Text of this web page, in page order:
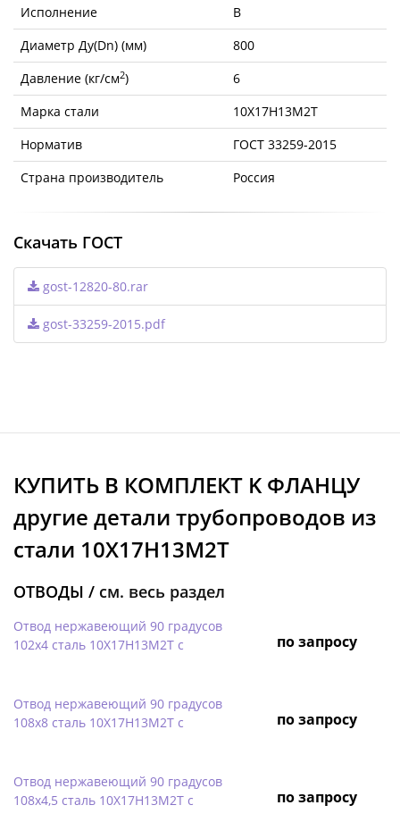
Исполнение
B
Диаметр Ду(Dn) (мм)
800
Давление (кг/см2)
6
Марка стали
10Х17Н13М2Т
Норматив
ГОСТ 33259-2015
Страна производитель
Россия
Скачать ГОСТ
gost-12820-80.rar
gost-33259-2015.pdf
КУПИТЬ В КОМПЛЕКТ K ФЛАНЦУ
другие детали трубопроводов из
стали 10Х17Н13М2Т
ОТВОДЫ / см. весь раздел
Отвод нержавеющий 90 градусов
102х4 сталь 10Х17Н13М2Т с
по запросу
Отвод нержавеющий 90 градусов
108х8 сталь 10Х17Н13М2Т с
по запросу
Отвод нержавеющий 90 градусов
108х4,5 сталь 10Х17Н13М2Т с
по запросу